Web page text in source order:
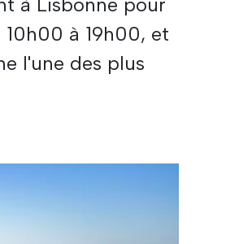
à 19h00, et
l'une des plus